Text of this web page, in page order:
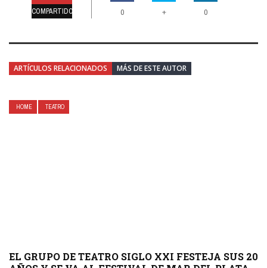
COMPARTIDO 0 + 0
ARTÍCULOS RELACIONADOS MÁS DE ESTE AUTOR
HOME TEATRO
EL GRUPO DE TEATRO SIGLO XXI FESTEJA SUS 20